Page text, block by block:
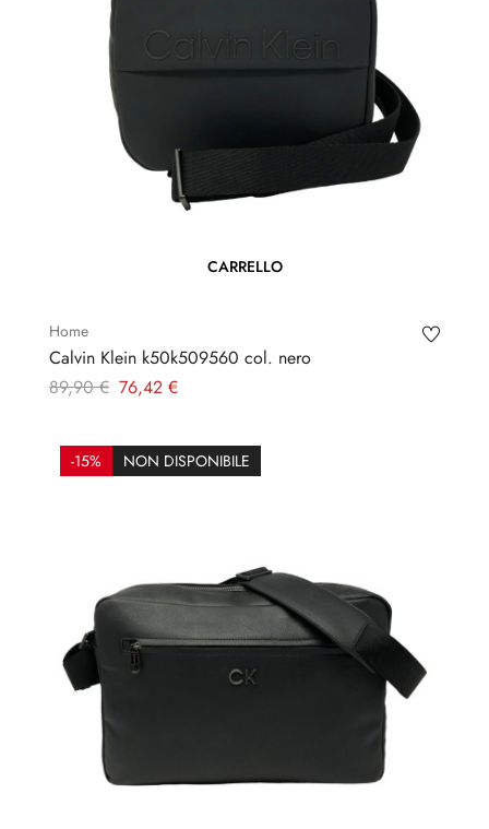
CARRELLO
Home
Calvin Klein k50k509560 col. nero
Prezzo
89,90 € Prezzo
76,42 €
-15% NON DISPONIBILE